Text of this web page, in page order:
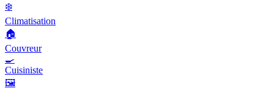
❄️
Climatisation
🏠
Couvreur
🍳
Cuisiniste
🖼️